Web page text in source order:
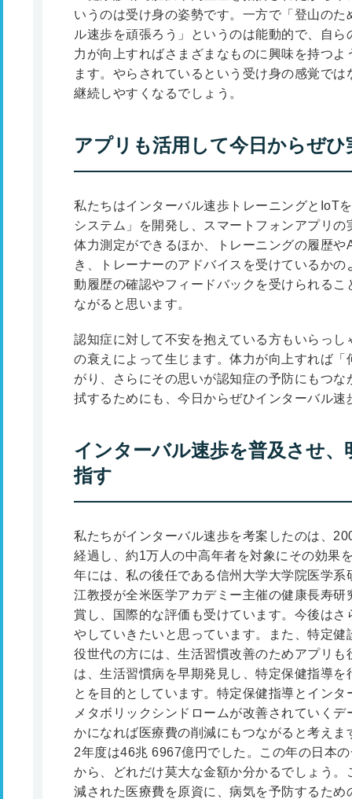
いうのは受け身の姿勢です。一方で「登山の
ル速歩を頑張ろう」というのは能動的で、自
力が向上すればさまざまなものに興味を持つ
ます。やらされているという受け身の感覚で
継続しやすくなるでしょう。
アプリも活用して今日からぜひ
私たちはインターバル速歩トレーニングとIoT
システム」を開発し、スマートフォンアプリ
体力測定ができるほか、トレーニングの履歴
き、トレーナーのアドバイスを受けているか
動履歴の確認やフィードバックを受けられる
ながると思います。
認知症に対して不安を抱えている方もいらっ
の衰えによって生じます。体力が向上すれば
がり、さらにその思いが認知症の予防にもつ
拭するためにも、今日からぜひインターバル速
インターバル速歩を普及させ、
指す
私たちがインターバル速歩を考案したのは、
経過し、約1万人の中高年者を対象にその効果
年には、私の後任である信州大学大学院医学
江教授が全米医学アカデミー主催の健康長寿
賞し、国際的な評価も受けています。今後は
やしていきたいと思っています。また、特定
役世代の方には、生活習慣改善のためアプリ
は、生活習慣病を早期発見し、特定保健指導
とを目的としています。特定保健指導とイン
メタボリックシンドロームが改善されていく
かになれば医療費の削減にもつながると考え
2年度は46兆 6967億円でした。この年の日本
から、どれだけ莫大な金額か分かるでしょう
減された医療費を原資に、病気を予防するた